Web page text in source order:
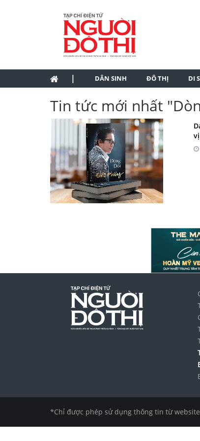
| DÂN SINH ĐÔ THỊ DI
Tin tức mới nhất
vị
*Chỉ được phép sử dụng thông tin từ